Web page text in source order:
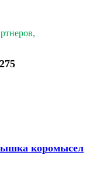
коромысел